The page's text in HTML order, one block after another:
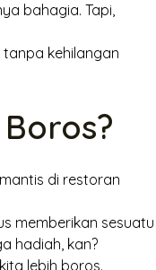
bahagia. Tapi,
kehilangan
di restoran
memberikan sesuatu
hadiah, kan?
lebih boros.